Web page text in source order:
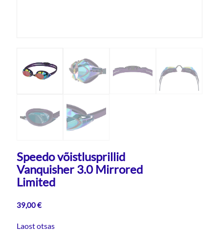
Speedo võistlusprillid
Vanquisher 3.0 Mirrored
Limited
39,00€
Laost otsas